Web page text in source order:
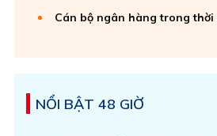
Cán bộ ngân hàng trong thời
NỔI BẬT 48 GIỜ